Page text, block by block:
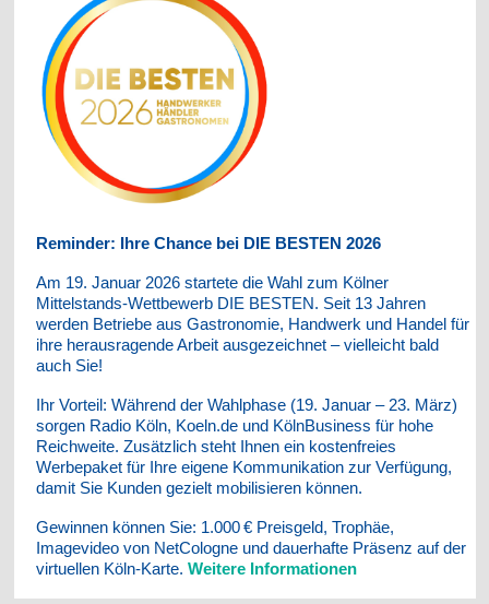
Reminder: Ihre Chance bei DIE BESTEN 2026
Am 19. Januar 2026 startete die Wahl zum Kölner
Mittelstands-Wettbewerb DIE BESTEN. Seit 13 Jahren
werden Betriebe aus Gastronomie, Handwerk und Handel für
ihre herausragende Arbeit ausgezeichnet – vielleicht bald
auch Sie!
Ihr Vorteil: Während der Wahlphase (19. Januar – 23. März)
sorgen Radio Köln, Koeln.de und KölnBusiness für hohe
Reichweite. Zusätzlich steht Ihnen ein kostenfreies
Werbepaket für Ihre eigene Kommunikation zur Verfügung,
damit Sie Kunden gezielt mobilisieren können.
Gewinnen können Sie: 1.000 € Preisgeld, Trophäe,
Imagevideo von NetCologne und dauerhafte Präsenz auf der
virtuellen Köln-Karte. Weitere Informationen